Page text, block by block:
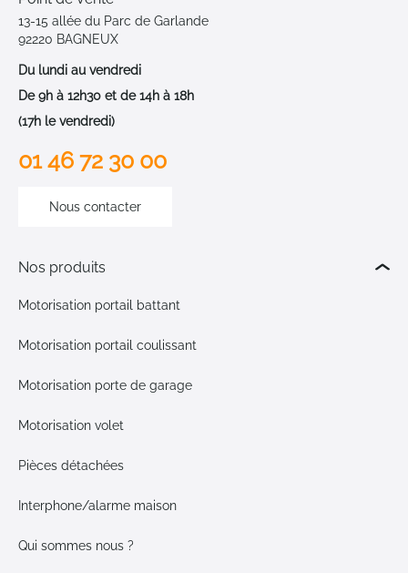
13-15 allée du Parc de Garlande
92220 BAGNEUX
Du lundi au vendredi
De 9h à 12h30 et de 14h à 18h
(17h le vendredi)
01 46 72 30 00
Nous contacter
Nos produits
Motorisation portail battant
Motorisation portail coulissant
Motorisation porte de garage
Motorisation volet
Pièces détachées
Interphone/alarme maison
Qui sommes nous ?